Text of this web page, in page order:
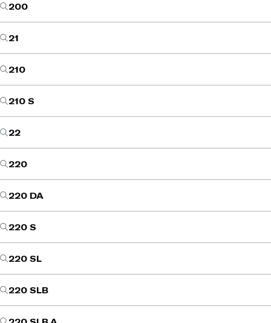
200
21
210
210 S
22
220
220 DA
220 S
220 SL
220 SLB